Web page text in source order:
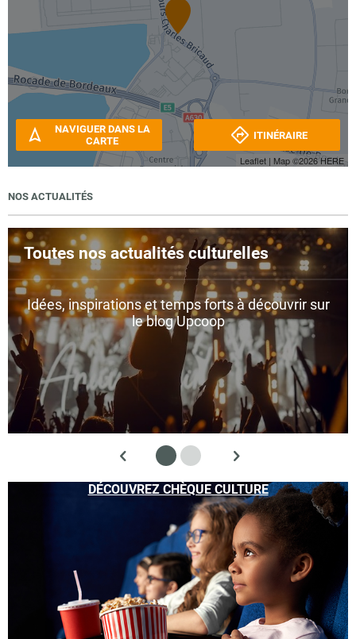
Leaflet | Map ©2026HERE
NAVIGUER DANS LA
CARTE
ITINÉRAIRE
NOS ACTUALITÉS
Toutes nos actualités culturelles
Idées, inspirations et temps forts à découvrir sur
le blog Upcoop
DÉCOUVREZ CHÈQUE CULTURE